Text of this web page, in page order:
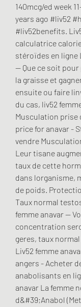
140mcg/ed week
years ago #liv52
#liv52benefits.
calculatrice
stéroïdes en ligne
-- Que ce soit
la graisse et
ensuite ou faire
du cas, liv52
Musculation prise
price for anavar -
vendre
Leur tisane
taux de cette
dans lorganisme,
de poids.
Taux normal
femme anavar —
concentration
geres, taux
Liv52 femme
angers - Acheter
anabolisants en
anavar La femme
d&#39;Anabol